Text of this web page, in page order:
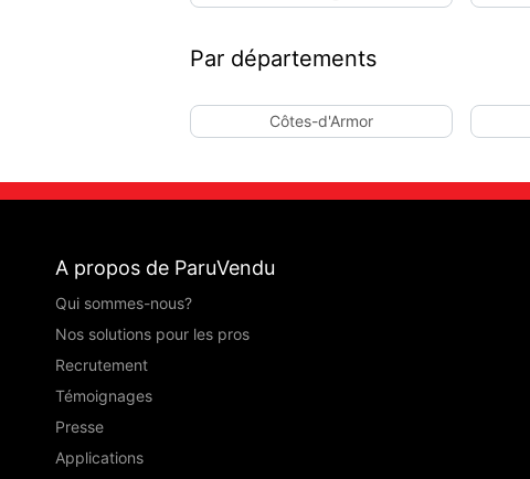
Par départements
Côtes-d'Armor
A propos de ParuVendu
Qui sommes-nous?
Nos solutions pour les pros
Recrutement
Témoignages
Presse
Applications